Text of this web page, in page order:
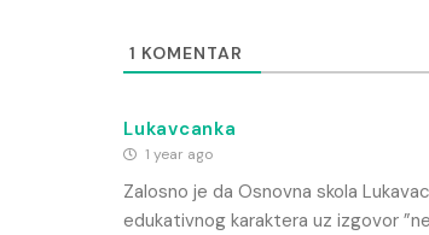
1 KOMENTAR
Lukavcanka
1 year ago
Zalosno je da Osnovna skola
edukativnog karaktera uz izgovor